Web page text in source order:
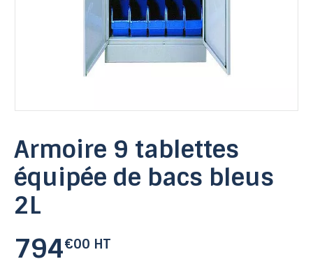
Armoire 9 tablettes
équipée de bacs bleus
2L
794€00 HT